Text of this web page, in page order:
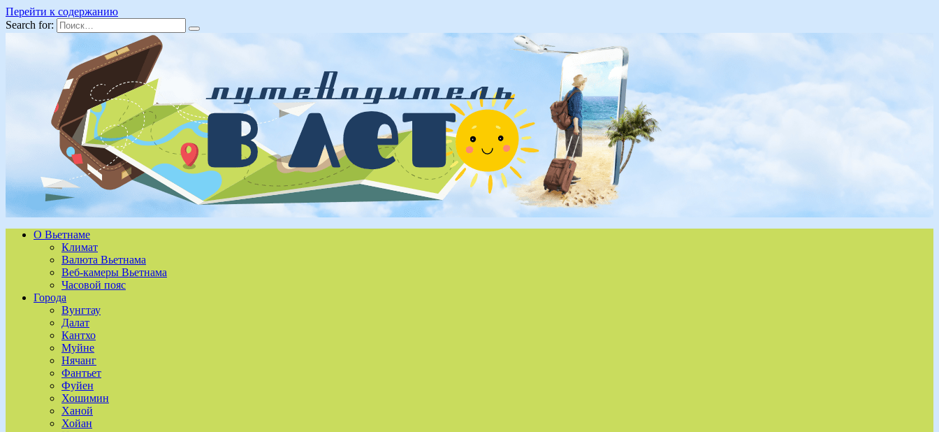
Перейти к содержанию
Search for:
О Вьетнаме
Климат
Валюта Вьетнама
Веб-камеры Вьетнама
Часовой пояс
Города
Вунгтау
Далат
Кантхо
Муйне
Нячанг
Фантьет
Фуйен
Хошимин
Ханой
Хойан